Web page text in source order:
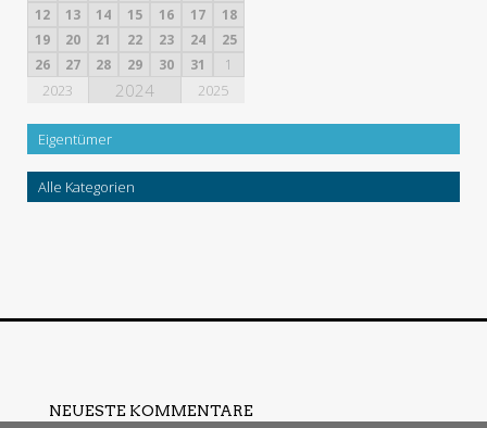
12
13 14 15 16 17
18
19
20 21 22 23 24
25
26
27 28 29 30 31 1
2023 2024 2025
Eigentümer
Alle Kategorien
NEUESTE KOMMENTARE